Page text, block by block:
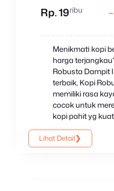
Rp. 19ribu –
Menikmati kopi
harga
Robusta Dampit
terbaik, Kopi
memiliki rasa
cocok untuk
kopi pahit yg
Lihat Detail❯